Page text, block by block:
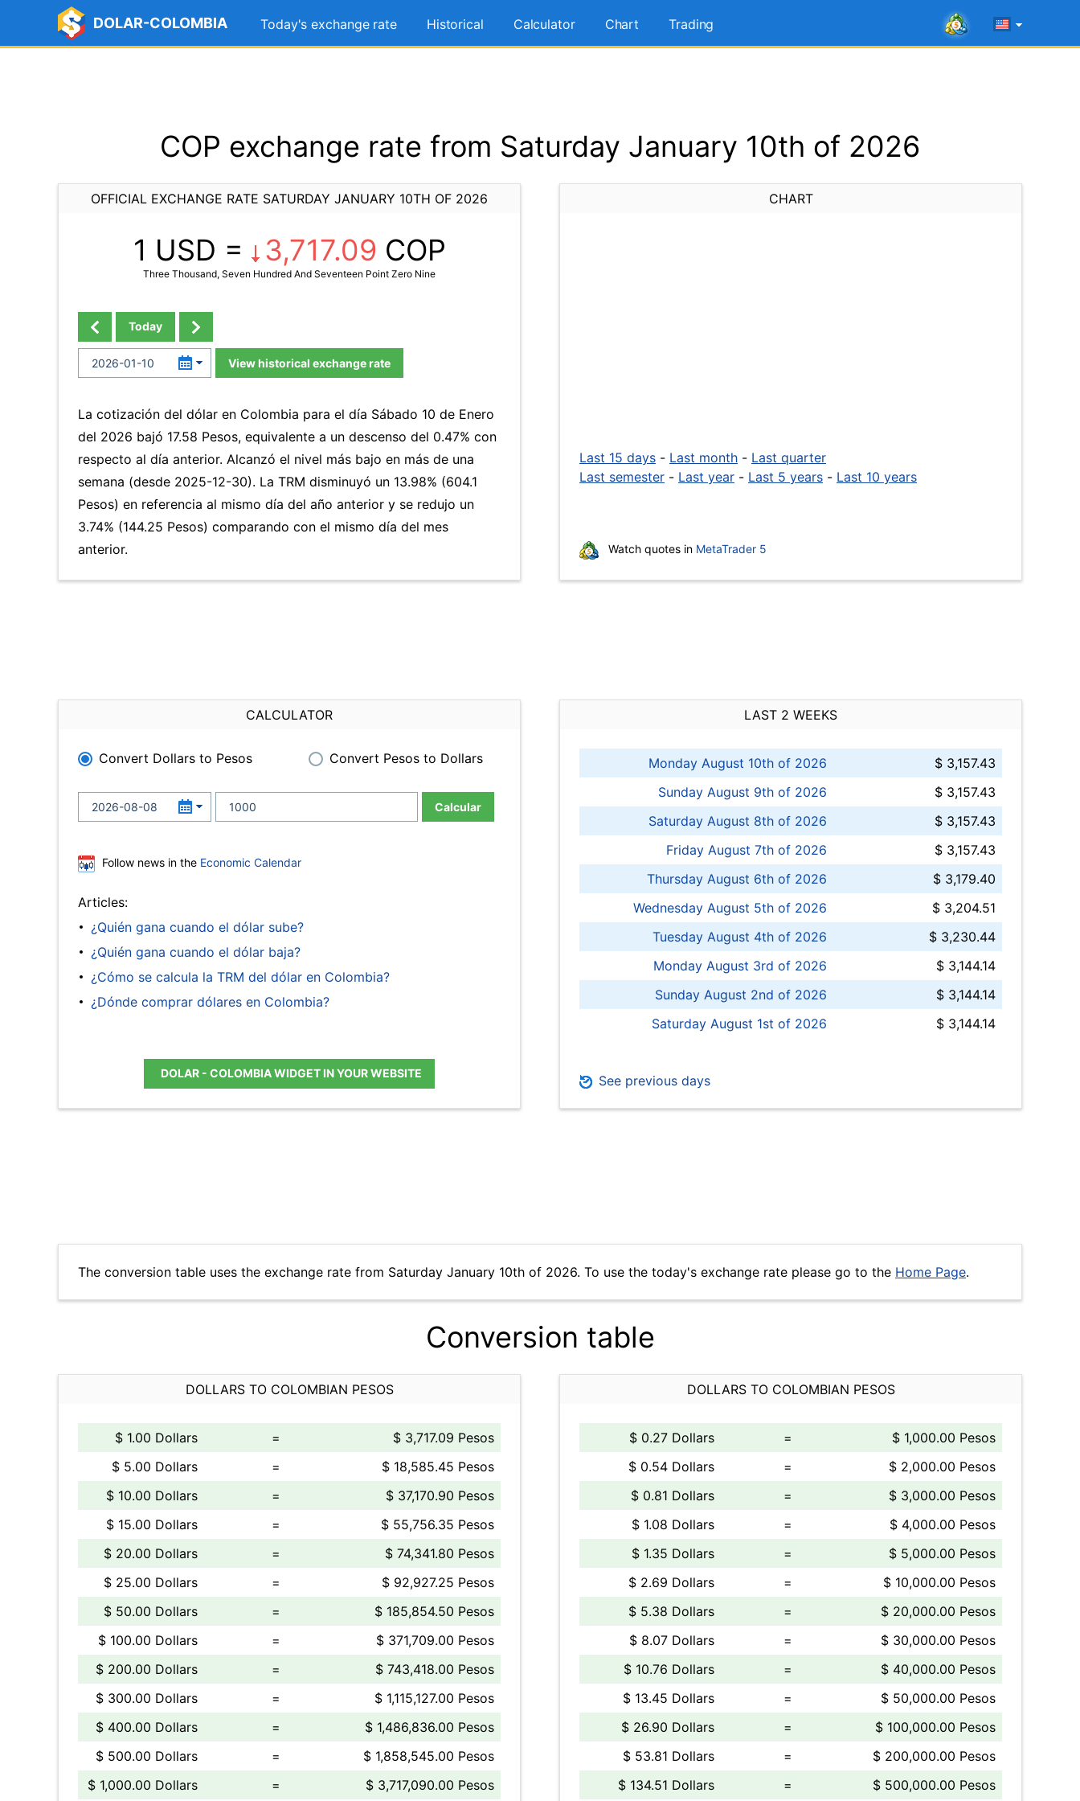
DOLAR-COLOMBIA Today's exchange rate Historical Calculator Chart Trading
COP exchange rate from Saturday January 10th of 2026
OFFICIAL EXCHANGE RATE SATURDAY JANUARY 10TH OF 2026
1 USD = 3,717.09 COP
Three Thousand, Seven Hundred And Seventeen Point Zero Nine
Today
View historical exchange rate
La cotización del dólar en Colombia para el día Sábado 10 de Enero
del 2026 bajó 17.58 Pesos, equivalente a un descenso del 0.47% con
respecto al día anterior. Alcanzó el nivel más bajo en más de una
semana (desde 2025-12-30). La TRM disminuyó un 13.98% (604.1
Pesos) en referencia al mismo día del año anterior y se redujo un
3.74% (144.25 Pesos) comparando con el mismo día del mes
anterior.
CHART
Last 15 days - Last month - Last quarter
Last semester - Last year - Last 5 years - Last 10 years
Watch quotes in MetaTrader 5
CALCULATOR
Convert Dollars to Pesos Convert Pesos to Dollars
Calcular
Follow news in the Economic Calendar
Articles:
¿Quién gana cuando el dólar sube?
¿Quién gana cuando el dólar baja?
¿Cómo se calcula la TRM del dólar en Colombia?
¿Dónde comprar dólares en Colombia?
DOLAR - COLOMBIA WIDGET IN YOUR WEBSITE
LAST 2 WEEKS
Monday August 10th of 2026
$ 3,157.43
Sunday August 9th of 2026
$ 3,157.43
Saturday August 8th of 2026
$ 3,157.43
Friday August 7th of 2026
$ 3,157.43
Thursday August 6th of 2026
$ 3,179.40
Wednesday August 5th of 2026
$ 3,204.51
Tuesday August 4th of 2026
$ 3,230.44
Monday August 3rd of 2026
$ 3,144.14
Sunday August 2nd of 2026
$ 3,144.14
Saturday August 1st of 2026
$ 3,144.14
See previous days
The conversion table uses the exchange rate from Saturday January 10th of 2026. To use the today's exchange rate please go to the Home Page.
Conversion table
DOLLARS TO COLOMBIAN PESOS
$ 1.00 Dollars =
$ 3,717.09 Pesos
$ 5.00 Dollars
=
$ 18,585.45 Pesos
$ 10.00 Dollars
=
$ 37,170.90 Pesos
$ 15.00 Dollars
=
$ 55,756.35 Pesos
$ 20.00 Dollars
=
$ 74,341.80 Pesos
$ 25.00 Dollars
=
$ 92,927.25 Pesos
$ 50.00 Dollars
=
$ 185,854.50 Pesos
$ 100.00 Dollars
=
$ 371,709.00 Pesos
$ 200.00 Dollars
=
$ 743,418.00 Pesos
$ 300.00 Dollars
=
$ 1,115,127.00 Pesos
$ 400.00 Dollars
=
$ 1,486,836.00 Pesos
$ 500.00 Dollars
=
$ 1,858,545.00 Pesos
$ 1,000.00 Dollars
= $ 3,717,090.00 Pesos
DOLLARS TO COLOMBIAN PESOS
$ 0.27 Dollars =
$ 1,000.00 Pesos
$ 0.54 Dollars
=
$ 2,000.00 Pesos
$ 0.81 Dollars
=
$ 3,000.00 Pesos
$ 1.08 Dollars
=
$ 4,000.00 Pesos
$ 1.35 Dollars
=
$ 5,000.00 Pesos
$ 2.69 Dollars
=
$ 10,000.00 Pesos
$ 5.38 Dollars
=
$ 20,000.00 Pesos
$ 8.07 Dollars
=
$ 30,000.00 Pesos
$ 10.76 Dollars
=
$ 40,000.00 Pesos
$ 13.45 Dollars
=
$ 50,000.00 Pesos
$ 26.90 Dollars
=
$ 100,000.00 Pesos
$ 53.81 Dollars
=
$ 200,000.00 Pesos
$ 134.51 Dollars
= $ 500,000.00 Pesos